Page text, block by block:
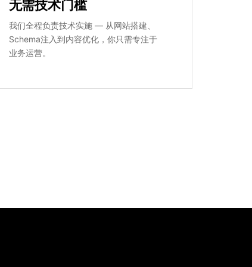
无需技术门槛
我们全程负责技术实施 — 从网站搭建、
Schema注入到内容优化，你只需专注于
业务运营。